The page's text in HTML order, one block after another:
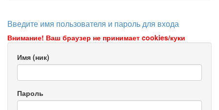
Введите имя пользователя и пароль для входа
Внимание! Ваш браузер не принимает cookies/куки
Имя (ник)
Пароль